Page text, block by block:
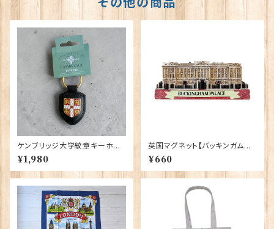
ケンブリッジ大学紋章キーホル
ダー Elgate Products 9041
2（79438）
¥1,980
英国マグネット【バッキンガム宮
殿】Elgate Products 90030
（13652）
¥660